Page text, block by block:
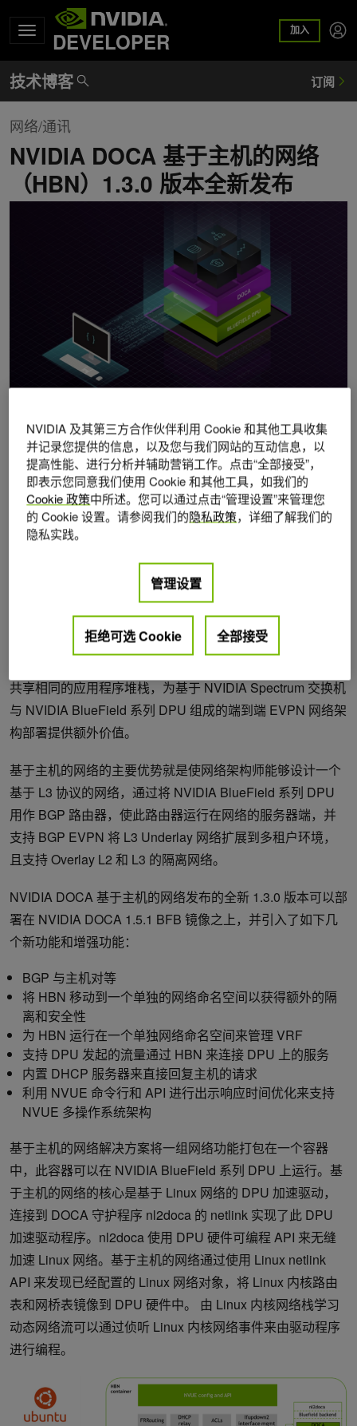
DEVELOPER 加入
网络/通讯
NVIDIA DOCA 基于主机的网络
（HBN）1.3.0 版本全新发布
作者：Yan Cui
NVIDIA DOCA 基于主机的网络（HBN）是一种NVIDIA
DOCA 服务，可在 NVIDIA BlueField 系列 DPU 上运行和启
VTEP、EVPN、ECMP、VRF、ACL、DHCP等高级网络特
性和功能，通过将网络边缘界限从 ToR 交换机下移到节点级
别来简化网络架构。同时，它还借助 L2/L3 Overlay 网络、
高级流量过滤和访问控制来支持无控制器的多租户云环境。
共享相同的应用程序堆栈，为基于 NVIDIA Spectrum 交换机
与 NVIDIA BlueField 系列 DPU 组成的端到端 EVPN 网络架
构部署提供额外价值。
基于主机的网络的主要优势就是使网络架构师能够设计一个
基于 L3 协议的网络，通过将 NVIDIA BlueField 系列 DPU
用作 BGP 路由器，使此路由器运行在网络的服务器端，并
支持 BGP EVPN 将 L3 Underlay 网络扩展到多租户环境，
且支持 Overlay L2 和 L3 的隔离网络。
NVIDIA DOCA 基于主机的网络发布的全新 1.3.0 版本可以部
署在 NVIDIA DOCA 1.5.1 BFB 镜像之上，并引入了如下几
个新功能和增强功能：
BGP 与主机对等
将 HBN 移动到一个单独的网络命名空间以获得额外的隔
离和安全性
为 HBN 运行在一个单独网络命名空间来管理 VRF
支持 DPU 发起的流量通过 HBN 来连接 DPU 上的服务
内置 DHCP 服务器来直接回复主机的请求
利用 NVUE 命令行和 API 进行出示响应时间优化来支持
NVUE 多操作系统架构
基于主机的网络解决方案将一组网络功能打包在一个容器
中，此容器可以在 NVIDIA BlueField 系列 DPU 上运行。基
于主机的网络的核心是基于 Linux 网络的 DPU 加速驱动，
连接到 DOCA 守护程序 nl2doca 的 netlink 实现了此 DPU
加速驱动程序。nl2doca 使用 DPU 硬件可编程 API 来无缝
加速 Linux 网络。基于主机的网络通过使用 Linux netlink
API 来发现已经配置的 Linux 网络对象，将 Linux 内核路由
表和网桥表镜像到 DPU 硬件中。 由 Linux 内核网络栈学习
动态网络流可以通过侦听 Linux 内核网络事件来由驱动程序
进行编程。
NVIDIA 及其第三方合作伙伴利用 Cookie 和其他工具收集
并记录您提供的信息，以及您与我们网站的互动信息，以
提高性能、进行分析并辅助营销工作。点击“全部接受”，
即表示您同意我们使用 Cookie 和其他工具，如我们的
Cookie 政策中所述。您可以通过点击“管理设置”来管理您
的 Cookie 设置。请参阅我们的隐私政策，详细了解我们的
隐私实践。
管理设置
拒绝可选 Cookie 全部接受